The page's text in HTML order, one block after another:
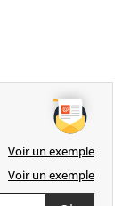
Voir un exemple
Voir un exemple